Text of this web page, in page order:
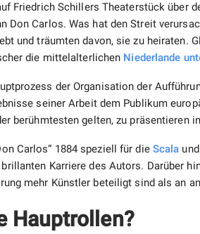
Friedrich Schillers Theaterstück über
Don Carlos. Was hat den Streit
und träumten davon, sie zu heiraten.
die mittelalterlichen Niederlande
der Organisation der
seiner Arbeit dem Publikum
berühmtesten gelten, zu präsentieren
Carlos“ 1884 speziell für die Scala
Karriere des Autors. Darüber
mehr Künstler beteiligt sind als an
Hauptrollen?